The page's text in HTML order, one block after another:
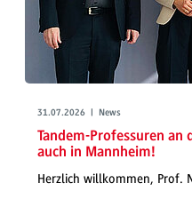
31.07.2026 | News
Tandem-Professuren an
auch in Mannheim!
Herzlich willkommen, Prof.